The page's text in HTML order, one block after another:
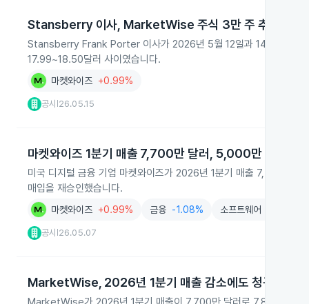
Stansberry 이사, MarketWise 주식 3만 주 추가 구매
Stansberry Frank Porter 이사가 2026년 5월 12일과 14일
17.99~18.50달러 사이였습니다.
마켓와이즈 +0.99%
공시 26.05.15
마켓와이즈 1분기 매출 7,700만 달러, 5,000만 달러 자
미국 디지털 금융 기업 마켓와이즈가 2026년 1분기 매출 7,700만
매입을 재승인했습니다.
마켓와이즈 +0.99% 금융 -1.08% 소프트웨어
공시 26.05.07
MarketWise, 2026년 1분기 매출 감소에도 청구액 성장